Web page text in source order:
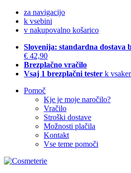
za navigacijo
k vsebini
v nakupovalno košarico
Slovenija: standardna dostava
€ 42,90
Brezplačno vračilo
Vsaj 1 brezplačni tester k
Pomoč
Kje je moje naročilo?
Vračilo
Stroški dostave
Možnosti plačila
Kontakt
Vse teme pomoči